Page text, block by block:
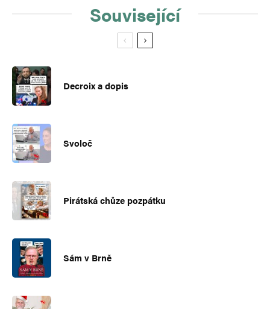
Související
Decroix a dopis
Svoloč
Pirátská chůze pozpátku
Sám v Brně